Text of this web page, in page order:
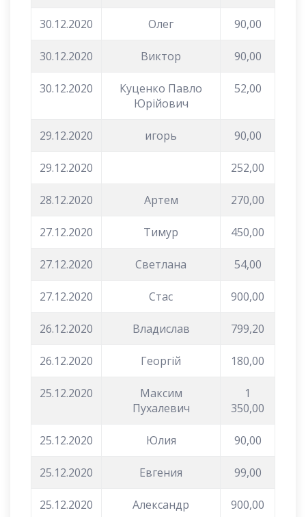
30.12.2020 Олег 90,00
30.12.2020 Виктор 90,00
30.12.2020
Куценко Павло
Юрійович
52,00
29.12.2020 игорь 90,00
29.12.2020 252,00
28.12.2020 Артем 270,00
27.12.2020 Тимур 450,00
27.12.2020 Светлана 54,00
27.12.2020 Стас 900,00
26.12.2020 Владислав 799,20
26.12.2020 Георгій 180,00
25.12.2020
Максим
Пухалевич
1
350,00
25.12.2020 Юлия 90,00
25.12.2020 Евгения 99,00
25.12.2020 Александр 900,00